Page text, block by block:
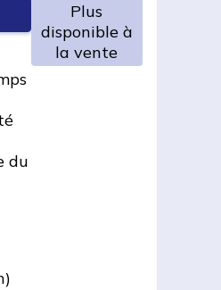
du
Plus
disponible à
la vente